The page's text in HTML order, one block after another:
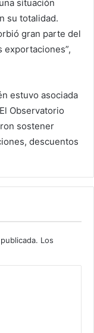
situación
su totalidad.
gran parte del
estuvo asociada
Observatorio
sostener
descuentos
Los